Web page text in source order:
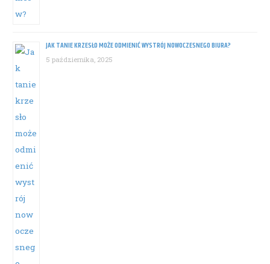
JAK TANIE KRZESŁO MOŻE ODMIENIĆ WYSTRÓJ NOWOCZESNEGO BIURA?
5 października, 2025